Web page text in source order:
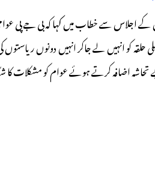
کے اجلاس سے خطاب میں کہا کہ بی جے
کو انہیں لے جاکر انہیں دونوں
اضافہ کرتے ہوئے عوام کو مشکلات کا